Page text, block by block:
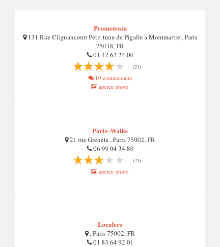
Promotrain
131 Rue Clignancourt Petit train de Pigalle a Montmartre , Paris
75018, FR
01 42 62 24 00
(21)
10 commentaire
aperçu photo
Paris--Walks
21 rue Grenéta , Paris 75002, FR
06 99 04 34 80
(21)
aperçu photo
Localers
, Paris 75002, FR
01 83 64 92 01